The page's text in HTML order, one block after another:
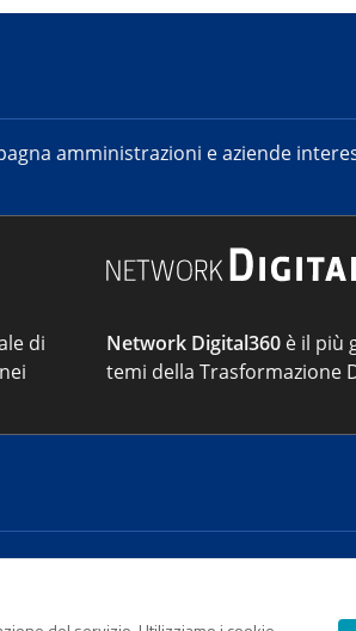
amministrazioni e aziende
di
Network Digital360 è il più
temi della Trasformazione